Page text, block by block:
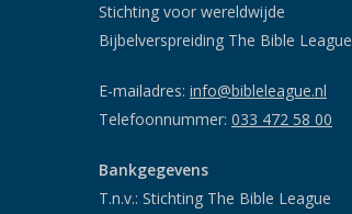
Stichting voor wereldwijde
Bijbelverspreiding The Bible League
E-mailadres: info@bibleleague.nl
Telefoonnummer: 033 472 58 00
Bankgegevens
T.n.v.: Stichting The Bible League